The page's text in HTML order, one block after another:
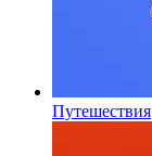
Путешествия